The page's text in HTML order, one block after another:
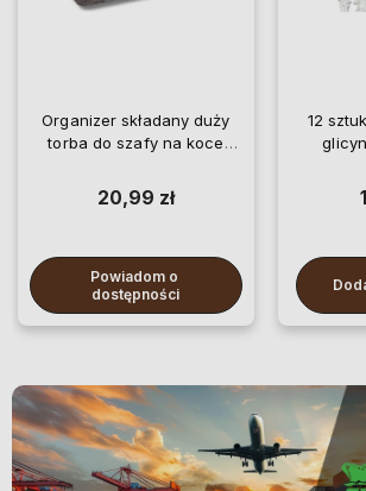
Organizer składany duży
torba do szafy na koce
20,99 zł
Powiadom o
dostępności
12